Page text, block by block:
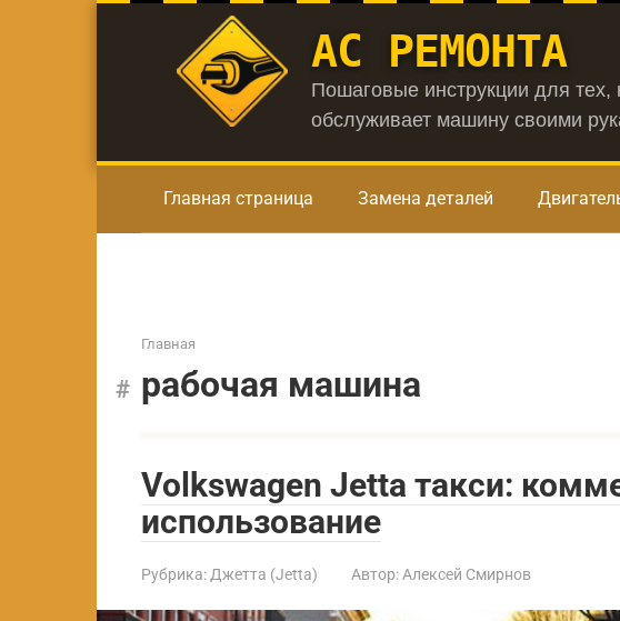
АС РЕМОНТА
Пошаговые инструкции для тех,
обслуживает машину своими
Главная страница Замена деталей
Главная
рабочая машина
Volkswagen Jetta такси:
использование
Рубрика: Джетта (Jetta) Автор: Алексей Смирнов